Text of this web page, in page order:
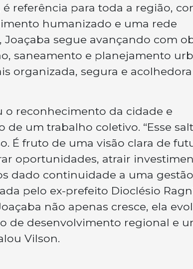
referência para toda a região,
humanizado e uma rede
segue avançando com
saneamento e planejamento
organizada, segura e acolhedora
o reconhecimento da cidade e
um trabalho coletivo. “Esse
É fruto de uma visão clara de
oportunidades, atrair
dado continuidade a uma gestão
pelo ex-prefeito Dioclésio
não apenas cresce, ela
de desenvolvimento regional e
Vilson.